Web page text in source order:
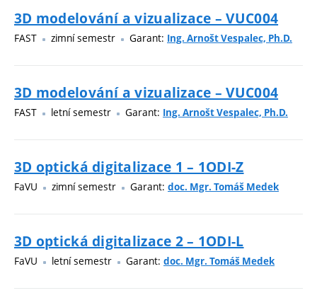
3D modelování a vizualizace – VUC004
FAST zimní semestr Garant: Ing. Arnošt Vespalec, Ph.D.
3D modelování a vizualizace – VUC004
FAST letní semestr Garant: Ing. Arnošt Vespalec, Ph.D.
3D optická digitalizace 1 – 1ODI-Z
FaVU zimní semestr Garant: doc. Mgr. Tomáš Medek
3D optická digitalizace 2 – 1ODI-L
FaVU letní semestr Garant: doc. Mgr. Tomáš Medek